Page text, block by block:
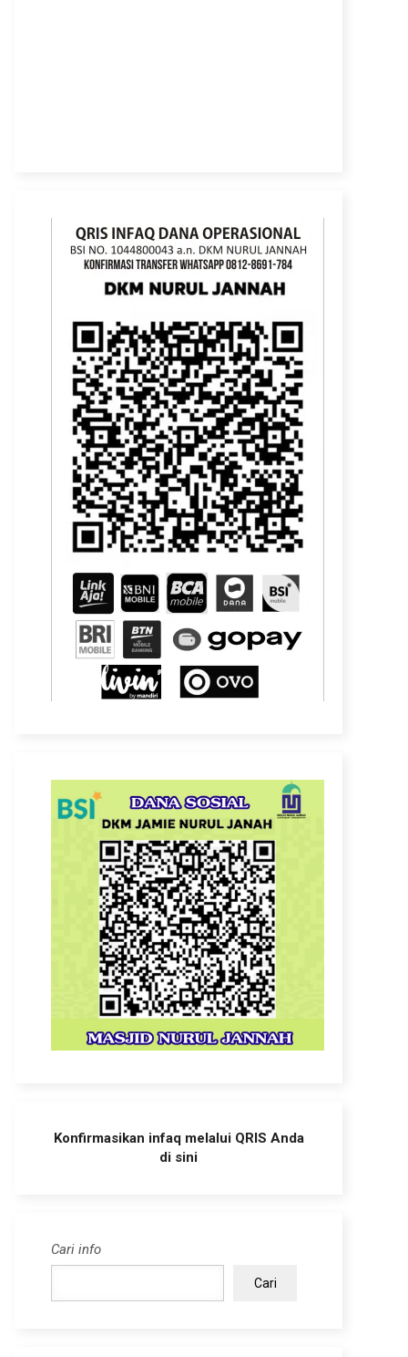
Konfirmasikan infaq melalui QRIS Anda
di sini
Cari info
Cari